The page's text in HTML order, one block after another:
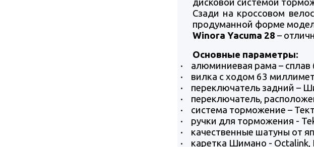
дисковой системой
Сзади на кроссовом
продуманной форме
Winora Yacuma 28 –
Основные параметры:
·
алюминиевая рама –
·
вилка с ходом 63
·
переключатель задний –
·
переключатель,
·
система торможение –
·
ручки для торможения -
·
качественные шатуны от
·
каретка Шимано - Octalink,